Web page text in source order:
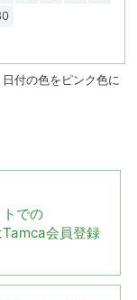
付の色をピンク色に
での
Tamca会員登録